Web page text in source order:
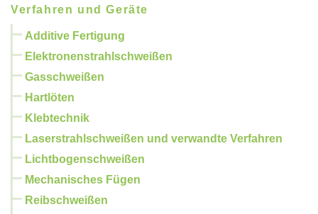
Verfahren und Geräte
Additive Fertigung
Elektronenstrahlschweißen
Gasschweißen
Hartlöten
Klebtechnik
Laserstrahlschweißen und verwandte Verfahren
Lichtbogenschweißen
Mechanisches Fügen
Reibschweißen